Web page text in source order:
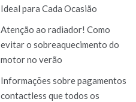
Ideal para Cada Ocasião
Atenção ao radiador! Como
evitar o sobreaquecimento do
motor no verão
Informações sobre pagamentos
contactless que todos os